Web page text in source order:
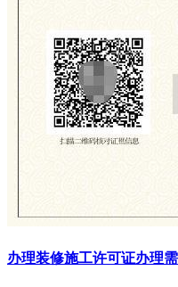
办理装修施工许可证办理